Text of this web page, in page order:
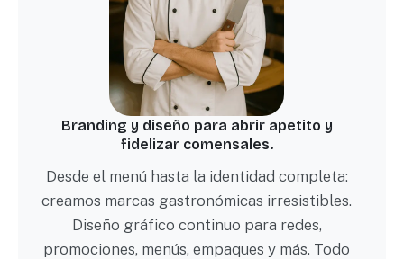
Branding y diseño para abrir apetito y
fidelizar comensales.
Desde el menú hasta la identidad completa:
creamos marcas gastronómicas irresistibles.
Diseño gráfico continuo para redes,
promociones, menús, empaques y más. Todo